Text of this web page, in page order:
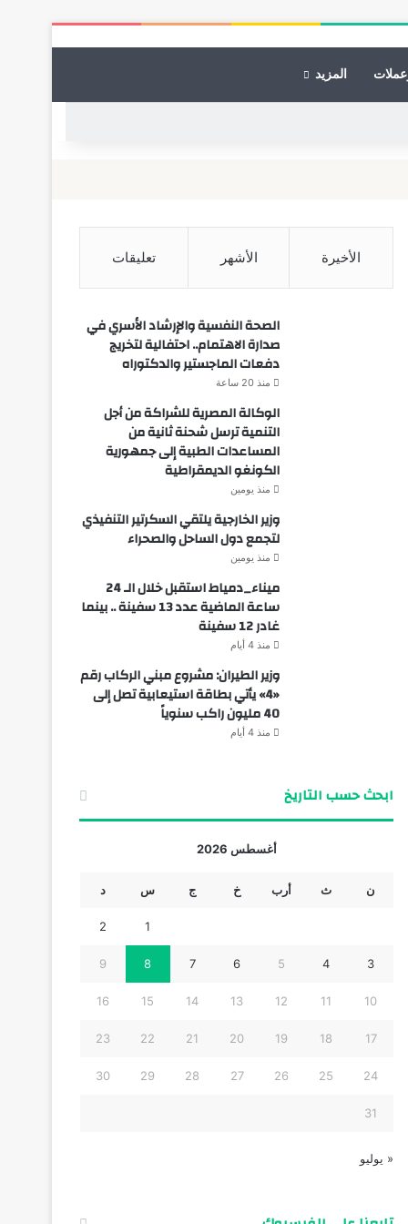
المزيد
الأخيرة الأشهر تعليقات
الصحة النفسية والإرشاد الأسري في
صدارة الاهتمام.. احتفالية لتخريج
دفعات الماجستير والدكتوراه
منذ 20 ساعة
الوكالة المصرية للشراكة من أجل
التنمية ترسل شحنة ثانية من
المساعدات الطبية إلى جمهورية
الكونغو الديمقراطية
منذ يومين
وزير الخارجية يلتقي السكرتير التنفيذي
لتجمع دول الساحل والصحراء
منذ يومين
ميناء_دمياط استقبل خلال الـ 24
ساعة الماضية عدد 13 سفينة .. بينما
غادر 12 سفينة
منذ 4 أيام
وزير الطيران: مشروع مبني الركاب رقم
«4» يأتي بطاقة استيعابية تصل إلى
40 مليون راكب سنوياً
منذ 4 أيام
ابحث حسب التاريخ
أغسطس 2026
ن ث أرب خ ج س د
1
2
3
4
5
6
7
8
9
10
11
12
13
14
15
16
17
18
19
20
21
22
23
24
25
26
27
28
29
30
31
« يوليو